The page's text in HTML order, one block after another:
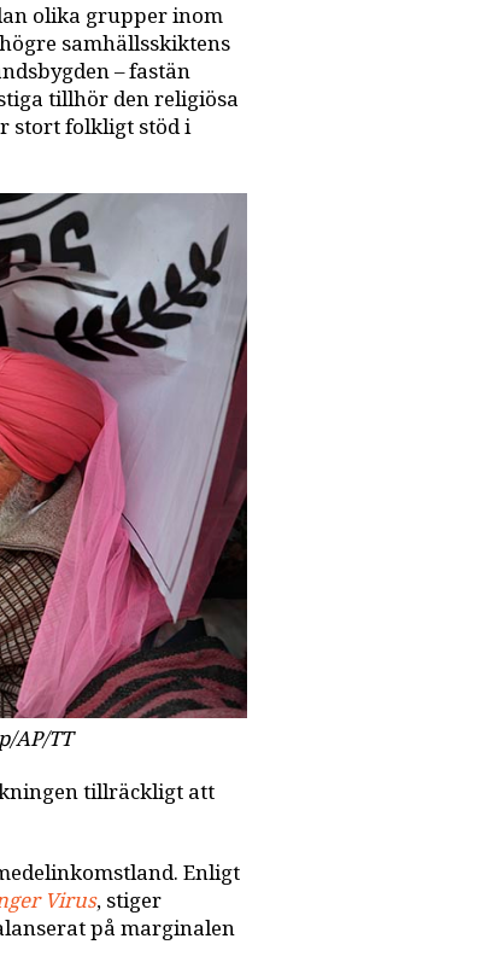
olika grupper inom
samhällsskiktens
–­ fastän
tillhör den religiösa
stort folkligt stöd i
AP/TT
tillräckligt att
Enligt
Virus, stiger
på marginalen